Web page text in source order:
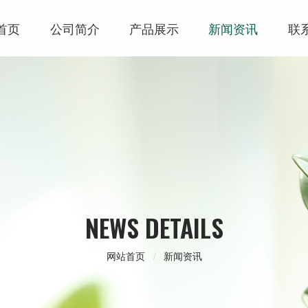
页 公司简介 产品展示 新闻资讯 联
NEWS DETAILS
网站首页 新闻资讯